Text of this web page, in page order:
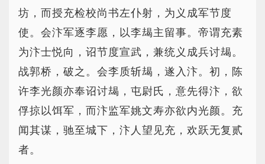
坊，而授充检校尚书左仆射，为义成军节度
使。会汴军逐李愿，以李朅主留事。帝谓充素
为汴士悦向，诏节度宣武，兼统义成兵讨朅。
战郭桥，破之。会李质斩朅，遂入汴。初，陈
许李光颜亦奉诏讨朅，屯尉氏，意先得汴，欲
俘掠以饵军，而汴监军姚文寿亦欲内光颜。充
闻其谋，驰至城下，汴人望见充，欢跃无复贰
者。